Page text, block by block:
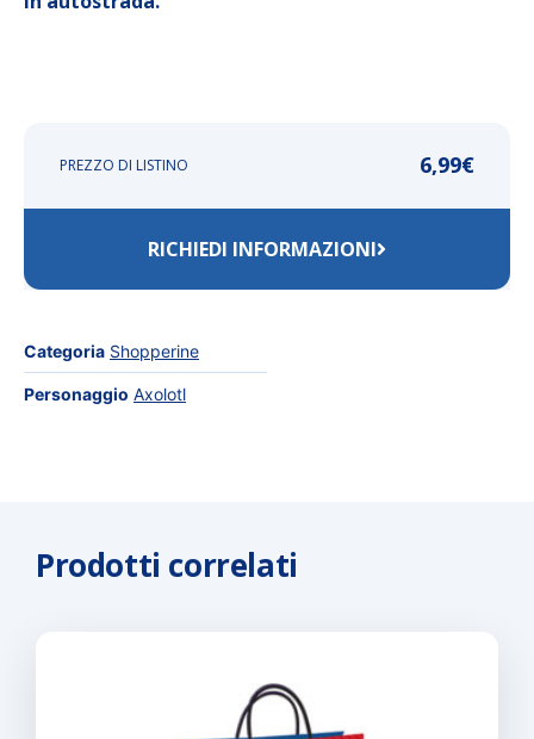
PREZZO DI LISTINO 6,99€
RICHIEDI INFORMAZIONI
Categoria Shopperine
Personaggio Axolotl
Prodotti correlati